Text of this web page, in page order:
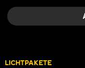
LICHTPAKETE